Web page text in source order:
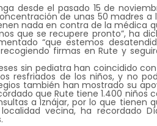
desde el pasado 15 de
de unas 50 madres a
nada en contra de la médica
que se recupere pronto”, ha
“que estemos
firmas en Rute y
sin pediatra han coincidido
resfriados de los niños, y no
también han mostrado su
que Rute tiene 1.400 niños
a Iznájar, por lo que tienen
vecina, ha recordado